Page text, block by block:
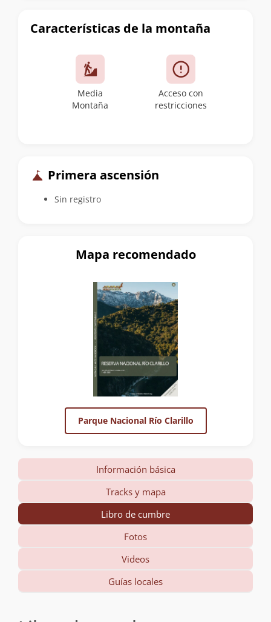
Características de la montaña
Media
Montaña
Acceso con
restricciones
Primera ascensión
Sin registro
Mapa recomendado
Parque Nacional Río Clarillo
Información básica
Tracks y mapa
Libro de cumbre
Fotos
Videos
Guías locales